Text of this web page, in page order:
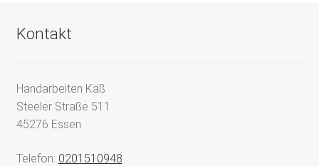
Kontakt
Handarbeiten Käß
Steeler Straße 511
45276 Essen
Telefon: 0201510948